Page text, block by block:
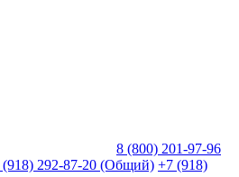
8 (800) 201-97-96
(918) 292-87-20 (Общий) +7 (918)